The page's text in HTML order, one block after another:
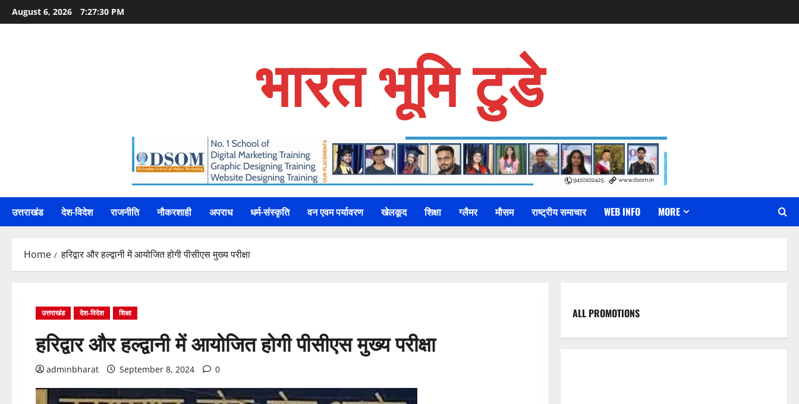
Skip
to
August 6, 2026 7:27:31 PM
भारत भूमि टुडे
उत्तराखंड देश-विदेश राजनीति नौकरशाही अपराध धर्म-संस्कृति वन एवम पर्यावरण खेलकूद शिक्षा ग्लैमर मौसम राष्ट्रीय समाचार WEB INFO MORE
Home हरिद्वार और हल्द्वानी में आयोजित होगी पीसीएस मुख्य परीक्षा
उत्तराखंड देश-विदेश शिक्षा
हरिद्वार और हल्द्वानी में आयोजित होगी पीसीएस मुख्य परीक्षा
adminbharat September 8, 2024 0
ALL PROMOTIONS